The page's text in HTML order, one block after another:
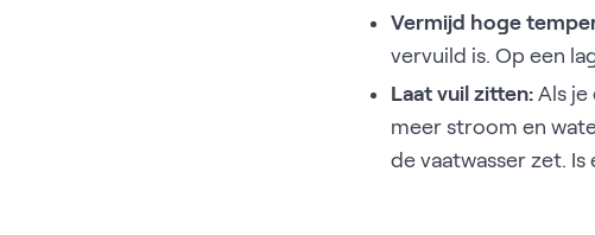
Vermijd hoge
vervuild is. Op een
Laat vuil zitten: Als
meer stroom en
de vaatwasser zet.